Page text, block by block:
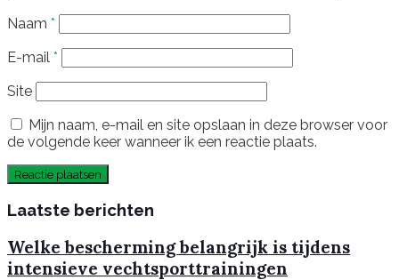
Naam *
E-mail *
Site
Mijn naam, e-mail en site opslaan in deze browser voor
de volgende keer wanneer ik een reactie plaats.
Laatste berichten
Welke bescherming belangrijk is tijdens
intensieve vechtsporttrainingen